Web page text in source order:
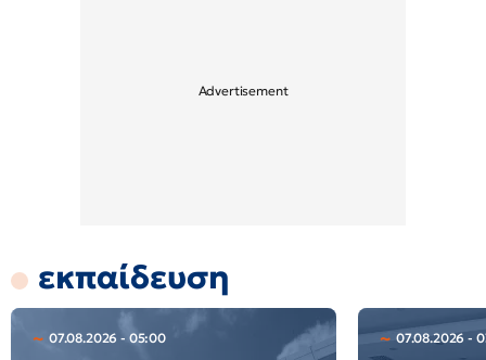
εκπαίδευση
07.08.2026 - 05:00 07.08.2026 -